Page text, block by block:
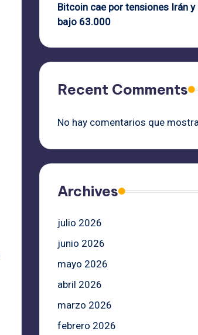
Bitcoin cae por tensiones Irán y
bajo 63.000
Recent Comments
No hay comentarios que
Archives
julio 2026
junio 2026
mayo 2026
abril 2026
marzo 2026
febrero 2026